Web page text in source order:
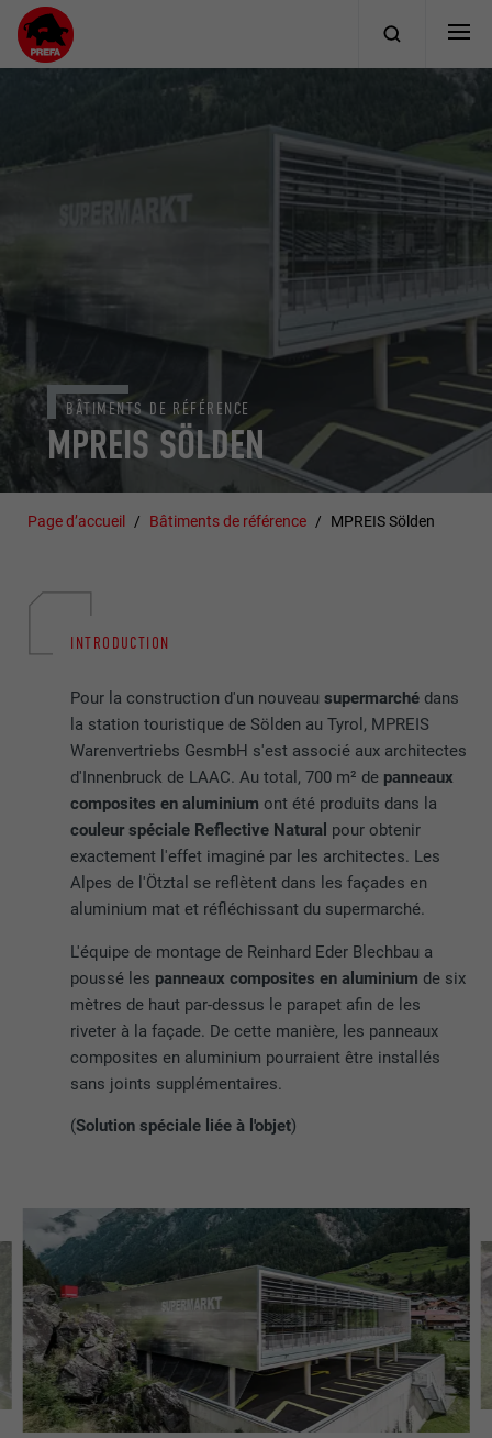
MPREIS SÖLDEN
BÂTIMENTS DE RÉFÉRENCE
Page d’accueil Bâtiments de référence MPREIS Sölden
INTRODUCTION
Pour la construction d'un nouveausupermarché dans
la station touristique de Sölden au Tyrol, MPREIS
Warenvertriebs GesmbH s'est associé aux architectes
d'Innenbruck de LAAC. Au total, 700 m² de panneaux
composites en aluminium ont été produits dans la
couleur spéciale Reflective Natural pour obtenir
exactement l'effet imaginé par les architectes. Les
Alpes de l'Ötztal se reflètent dans les façades en
aluminium mat et réfléchissant du supermarché.
L'équipe de montage de Reinhard Eder Blechbau a
poussé les panneaux composites en aluminium de six
mètres de haut par-dessus le parapet afin de les
riveter à la façade. De cette manière, les panneaux
composites en aluminium pourraient être installés
sans joints supplémentaires.
(Solution spéciale liée à l'objet)